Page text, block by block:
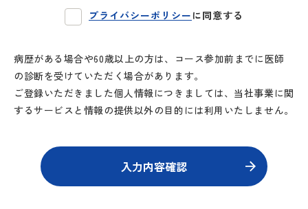
プライバシーポリシー に同意する
病歴がある場合や60歳以上の方は、コース参加前までに医師
の診断を受けていただく場合があります。
ご登録いただきました個人情報につきましては、当社事業に関
するサービスと情報の提供以外の目的には利用いたしません。
入力内容確認